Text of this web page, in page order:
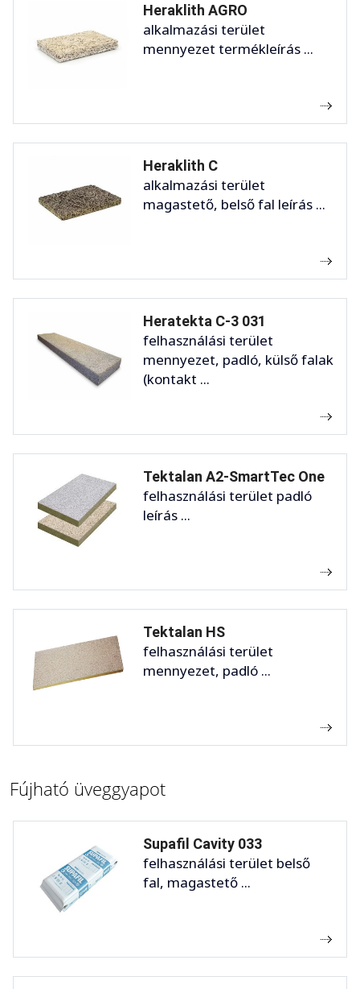
Heraklith AGRO
alkalmazási terület
mennyezet termékleírás ...
Heraklith C
alkalmazási terület
magastető, belső fal leírás ...
Heratekta C-3 031
felhasználási terület
mennyezet, padló, külső falak
(kontakt ...
Tektalan A2-SmartTec One
felhasználási terület padló
leírás ...
Tektalan HS
felhasználási terület
mennyezet, padló ...
Fújható üveggyapot
Supafil Cavity 033
felhasználási terület belső
fal, magastető ...